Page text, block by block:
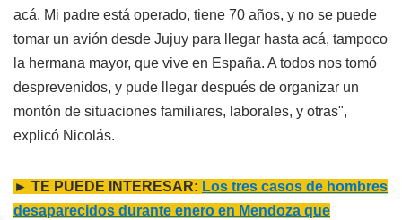
acá. Mi padre está operado, tiene 70 años, y no se puede
tomar un avión desde Jujuy para llegar hasta acá, tampoco
la hermana mayor, que vive en España. A todos nos tomó
desprevenidos, y pude llegar después de organizar un
montón de situaciones familiares, laborales, y otras",
explicó Nicolás.
► TE PUEDE INTERESAR: Los tres casos de hombres
desaparecidos durante enero en Mendoza que